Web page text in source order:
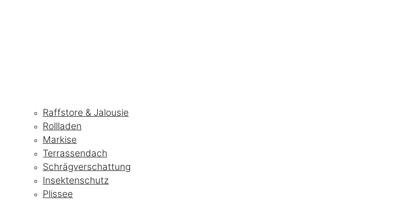
Raffstore & Jalousie
Rollladen
Markise
Terrassendach
Schrägverschattung
Insektenschutz
Plissee